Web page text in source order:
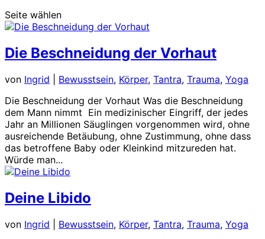
Seite wählen
Die Beschneidung der Vorhaut
von Ingrid Bewusstsein, Körper, Tantra, Trauma, Yoga
Die Beschneidung der Vorhaut Was die Beschneidung
dem Mann nimmt Ein medizinischer Eingriff, der jedes
Jahr an Millionen Säuglingen vorgenommen wird, ohne
ausreichende Betäubung, ohne Zustimmung, ohne dass
das betroffene Baby oder Kleinkind mitzureden hat.
Würde man...
Deine Libido
von Ingrid Bewusstsein, Körper, Tantra, Trauma, Yoga